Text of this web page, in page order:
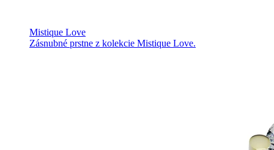
Mistique Love
Zásnubné prstne z kolekcie Mistique Love.